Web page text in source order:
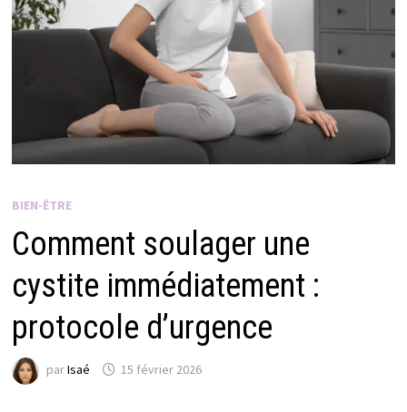
BIEN-ÊTRE
Comment soulager une
cystite immédiatement :
protocole d’urgence
parIsaé 15 février 2026